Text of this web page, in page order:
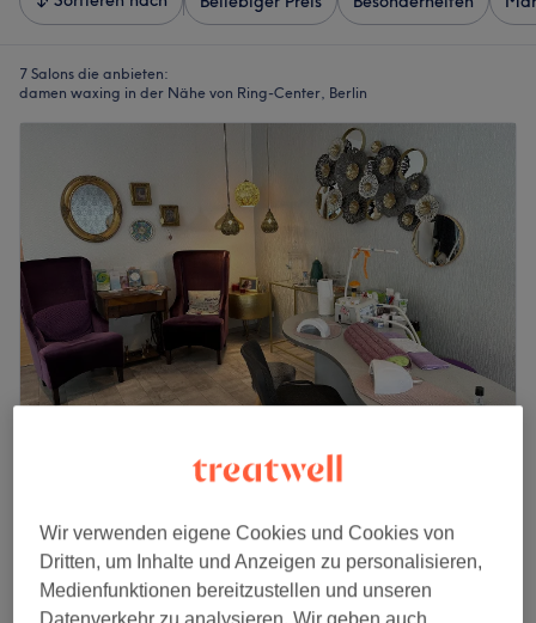
7 Salons die anbieten:
damen waxing in der Nähe von Ring-Center, Berlin
Ümran orientalische Kosmetik
Friedrichshain, Berlin
Auf Karte anzeigen
Damen Waxing - Lendenbereich
15 Min.
10 €
Wir verwenden eigene Cookies und Cookies von
Dritten, um Inhalte und Anzeigen zu personalisieren,
Medienfunktionen bereitzustellen und unseren
Datenverkehr zu analysieren. Wir geben auch